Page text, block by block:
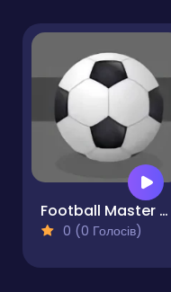
Football Master Arcade
0 (0 Голосів)